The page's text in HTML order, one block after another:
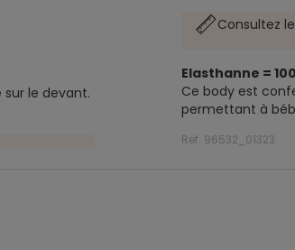
le devant.
Consultez le
Elasthanne =
Ce body est
permettant à
Ref. 96532_01323